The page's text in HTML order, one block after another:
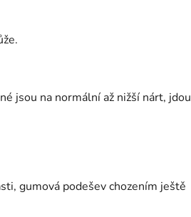
jsou na normální až nižší nárt, jdou
gumová podešev chozením ještě